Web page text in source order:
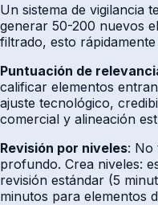
Un sistema de vigilancia
generar 50-200 nuevos
filtrado, esto
Puntuación de
calificar elementos
ajuste tecnológico,
comercial y alineación
Revisión por niveles: No
profundo. Crea niveles:
revisión estándar (5
minutos para elementos